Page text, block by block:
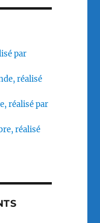
par
réalisé
réalisé par
réalisé